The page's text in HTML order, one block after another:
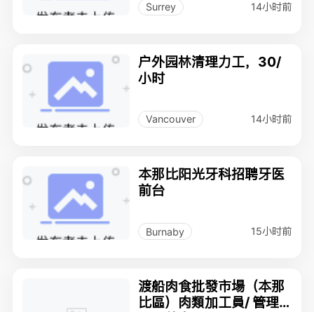
Surrey 14小时前
户外园林清理力工，30/
小时
Vancouver 14小时前
本那比阳光牙科招聘牙医
前台
Burnaby 15小时前
渡船肉食批發市場（本那
比區）肉類加工員/ 管理